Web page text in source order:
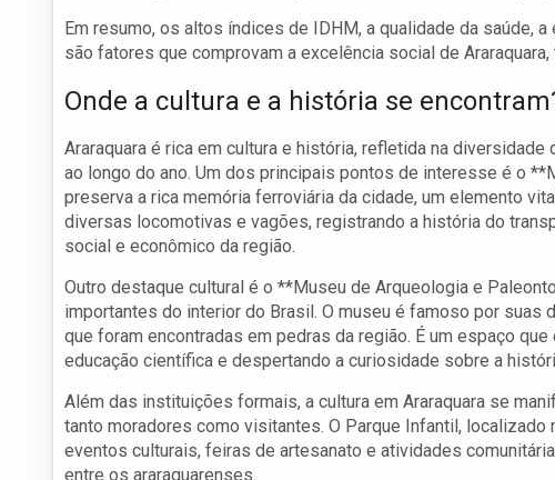
Em resumo, os altos índices de IDHM, a qualidade da saúde,
são fatores que comprovam a excelência social de
Onde a cultura e a história se
Araraquara é rica em cultura e história, refletida na
ao longo do ano. Um dos principais pontos de interesse é o
preserva a rica memória ferroviária da cidade, um elemento
diversas locomotivas e vagões, registrando a história do
social e econômico da região.
Outro destaque cultural é o **Museu de Arqueologia e
importantes do interior do Brasil. O museu é famoso por
que foram encontradas em pedras da região. É um espaço
educação científica e despertando a curiosidade sobre a
Além das instituições formais, a cultura em Araraquara se
tanto moradores como visitantes. O Parque Infantil,
eventos culturais, feiras de artesanato e atividades
entre os araraquarenses.